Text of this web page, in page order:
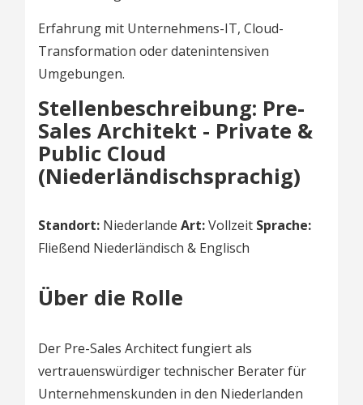
Erfahrung mit Unternehmens-IT, Cloud-
Transformation oder datenintensiven
Umgebungen.
Stellenbeschreibung: Pre-
Sales Architekt - Private &
Public Cloud
(Niederländischsprachig)
Standort: Niederlande Art:Vollzeit Sprache:
Fließend Niederländisch & Englisch
Über die Rolle
Der Pre-Sales Architect fungiert als
vertrauenswürdiger technischer Berater für
Unternehmenskunden in den Niederlanden